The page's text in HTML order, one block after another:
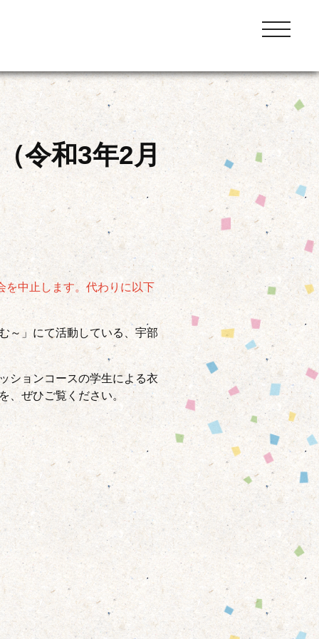
toggle
navigation
令和3年2月
を中止します。代わりに以下
～」にて活動している、宇部
ションコースの学生による衣
、ぜひご覧ください。